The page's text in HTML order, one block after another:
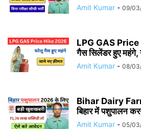
Amit Kumar - 09/
LPG GAS Price
गैस सिलेंडर हुए महंगे,
Amit Kumar - 08/
Bihar Dairy
बिहार में पशुपालन
Amit Kumar - 05/